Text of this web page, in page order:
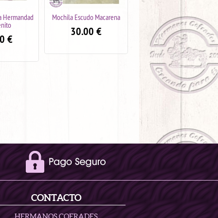
Macarena
€
Mochila Escudo San Benito
30.00€
Mochila La Hiniesta
30.00€
CONTACTO
HERMANOS COFRADES